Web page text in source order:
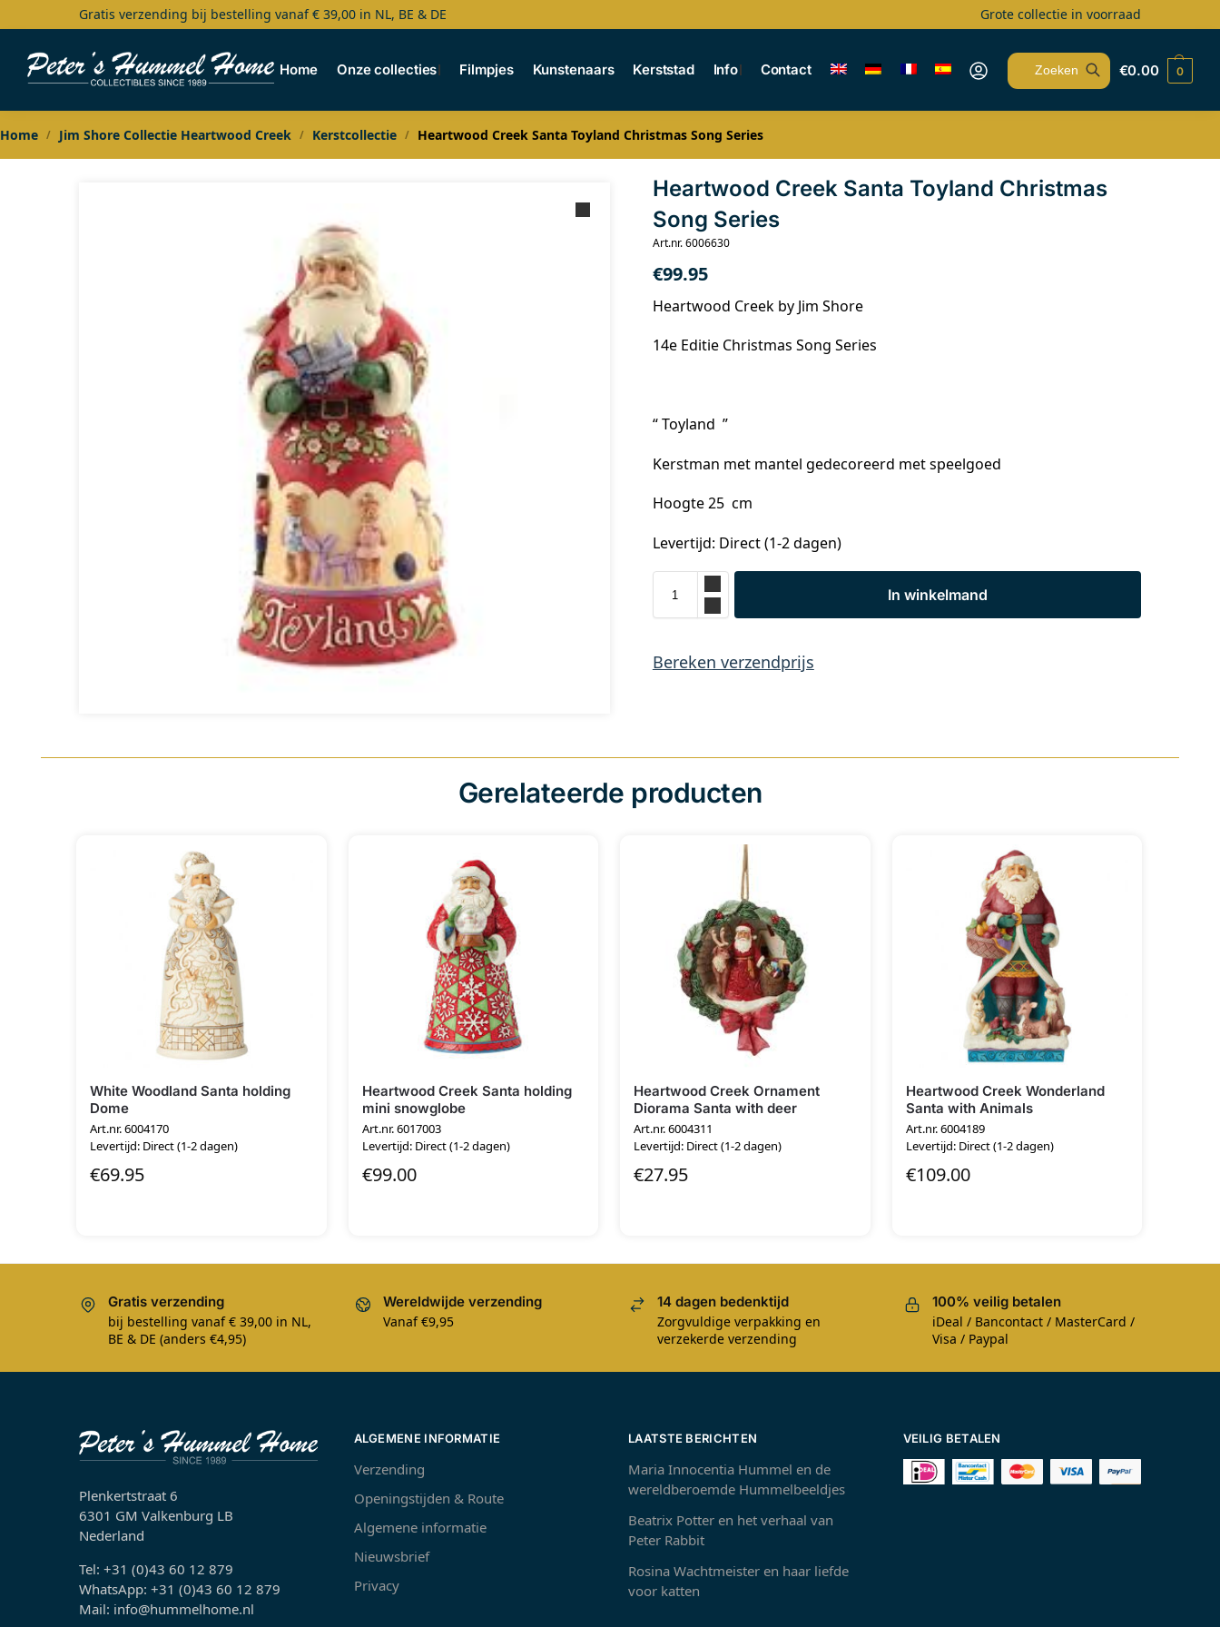
Gratis verzending bij bestelling vanaf € 39,00 in NL, BE & DE Grote collectie in voorraad
Home Onze collecties Filmpjes Kunstenaars Kerststad Info Contact
Search
€0.00 0
Home / Jim Shore Collectie Heartwood Creek / Kerstcollectie / Heartwood Creek Santa Toyland Christmas Song Series
Heartwood Creek Santa Toyland Christmas
Song Series
Art.nr. 6006630
€99.95
Heartwood Creek by Jim Shore
14e Editie Christmas Song Series
“ Toyland ”
Kerstman met mantel gedecoreerd met speelgoed
Hoogte 25 cm
Levertijd: Direct (1-2 dagen)
In winkelmand
Bereken verzendprijs
Gerelateerde producten
White Woodland Santa holding
Dome
Art.nr. 6004170
Levertijd: Direct (1-2 dagen)
€69.95
Heartwood Creek Santa holding
mini snowglobe
Art.nr. 6017003
Levertijd: Direct (1-2 dagen)
€99.00
Heartwood Creek Ornament
Diorama Santa with deer
Art.nr. 6004311
Levertijd: Direct (1-2 dagen)
€27.95
Heartwood Creek Wonderland
Santa with Animals
Art.nr. 6004189
Levertijd: Direct (1-2 dagen)
€109.00
Gratis verzending
bij bestelling vanaf € 39,00 in NL,
BE & DE (anders €4,95)
Wereldwijde verzending
Vanaf €9,95
14 dagen bedenktijd
Zorgvuldige verpakking en
verzekerde verzending
100% veilig betalen
iDeal / Bancontact / MasterCard /
Visa / Paypal
Plenkertstraat 6
6301 GM Valkenburg LB
Nederland
Tel: +31 (0)43 60 12 879
WhatsApp: +31 (0)43 60 12 879
Mail: info@hummelhome.nl
ALGEMENE INFORMATIE
Verzending
Openingstijden & Route
Algemene informatie
Nieuwsbrief
Privacy
LAATSTE BERICHTEN
Maria Innocentia Hummel en de
wereldberoemde Hummelbeeldjes
Beatrix Potter en het verhaal van
Peter Rabbit
Rosina Wachtmeister en haar liefde
voor katten
VEILIG BETALEN